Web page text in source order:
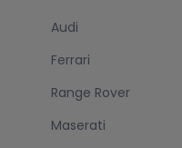
Audi
Ferrari
Range Rover
Maserati